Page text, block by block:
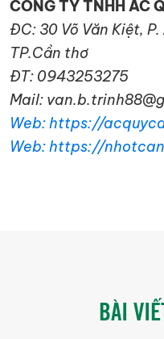
CÔNG TY TNHH ẮC
ĐC: 30 Võ Văn Kiệt,
TP.Cần thơ
ĐT: 0943253275
Mail:
Web: https://
Web: https://
BÀI